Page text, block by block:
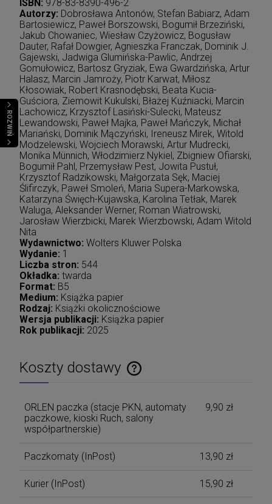
ROZWIŃ
ISBN: 978-83-8390-496-2
Autorzy: Dobrosława Antonów, Stefan Babiarz, Adam
Bartosiewicz, Paweł Borszowski, Bogumił Brzeziński,
Jakub Chowaniec, Wiesław Czyżowicz, Bogusław
Dauter, Rafał Dowgier, Agnieszka Franczak, Dominik J.
Gajewski, Jadwiga Glumińska-Pawlic, Andrzej
Gomułowicz, Bartosz Gryziak, Ewa Gwardzińska, Artur
Halasz, Marcin Jamroży, Piotr Karwat, Miłosz
Kłosowiak, Robert Krasnodębski, Beata Kucia-
Guściora, Ziemowit Kukulski, Błażej Kuźniacki, Marcin
Lachowicz, Krzysztof Lasiński-Sulecki, Mateusz
Lewandowski, Paweł Majka, Paweł Mańczyk, Michał
Mariański, Dominik Mączyński, Ireneusz Mirek, Witold
Modzelewski, Wojciech Morawski, Artur Mudrecki,
Monika Münnich, Włodzimierz Nykiel, Zbigniew Ofiarski,
Bogumił Pahl, Przemysław Pest, Jowita Pustuł,
Krzysztof Radzikowski, Małgorzata Sęk, Maciej
Ślifirczyk, Paweł Smoleń, Maria Supera-Markowska,
Katarzyna Święch-Kujawska, Karolina Tetłak, Marek
Waluga, Aleksander Werner, Roman Wiatrowski,
Jarosław Wierzbicki, Marek Wierzbowski, Adam Witold
Nita
Wydawnictwo: Wolters Kluwer Polska
Wydanie: 1
Liczba stron: 544
Okładka: twarda
Format: B5
Medium: Książka papier
Rodzaj: Książki okolicznościowe
Wersja publikacji: Książka papier
Rok publikacji: 2025
Koszty dostawy
Cena nie zawiera ewentualnych kosztów płatności
ORLEN paczka (stacje PKN, automaty
paczkowe, kioski Ruch, salony
współpartnerskie)
9,90 zł
Paczkomaty (InPost) 13,90 zł
Kurier (InPost) 15,90 zł